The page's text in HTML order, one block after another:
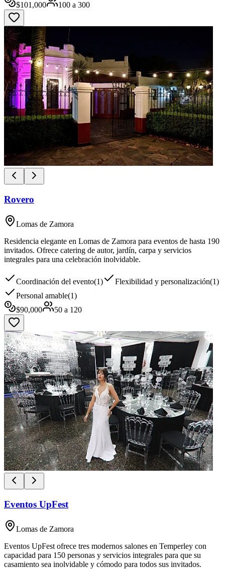
$101,000 100 a 300
Rovero
Lomas de Zamora
Residencia elegante en Lomas de Zamora para eventos de hasta 190
invitados. Ofrece catering de autor, jardín, carpa y servicios
integrales para una celebración inolvidable.
Coordinación del evento(1) Flexibilidad y personalización(1)
Personal amable(1)
$90,000 50 a 120
Eventos UpFest
Lomas de Zamora
Eventos UpFest ofrece tres modernos salones en Temperley con
capacidad para 150 personas y servicios integrales para que su
casamiento sea inolvidable y cómodo para todos sus invitados.